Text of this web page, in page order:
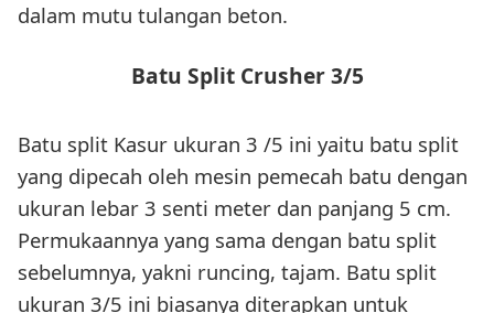
dalam mutu tulangan beton.
Batu Split Crusher 3/5
Batu split Kasur ukuran 3 /5 ini yaitu batu split
yang dipecah oleh mesin pemecah batu dengan
ukuran lebar 3 senti meter dan panjang 5 cm.
Permukaannya yang sama dengan batu split
sebelumnya, yakni runcing, tajam. Batu split
ukuran 3/5 ini biasanya diterapkan untuk